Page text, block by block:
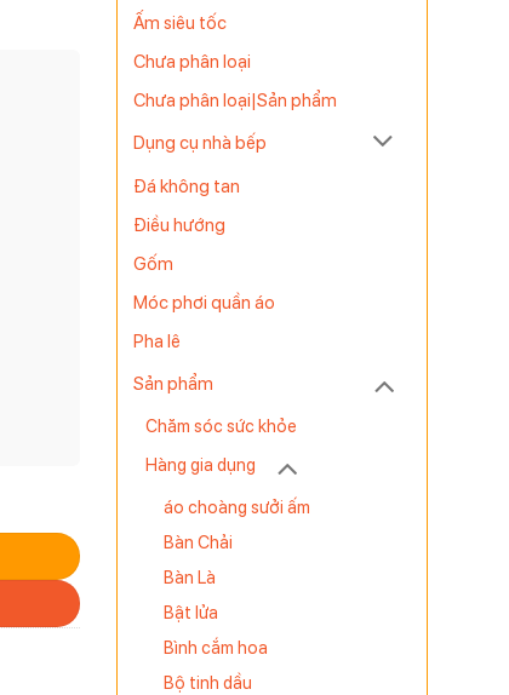
Ấm siêu tốc
Chưa phân loại
Chưa phân loại|Sản phẩm
Dụng cụ nhà bếp
Đá không tan
Điều hướng
Gốm
Móc phơi quần áo
Pha lê
Sản phẩm
Chăm sóc sức khỏe
Hàng gia dụng
áo choàng sưởi ấm
Bàn Chải
Bàn Là
Bật lửa
Bình cắm hoa
Bộ tinh dầu